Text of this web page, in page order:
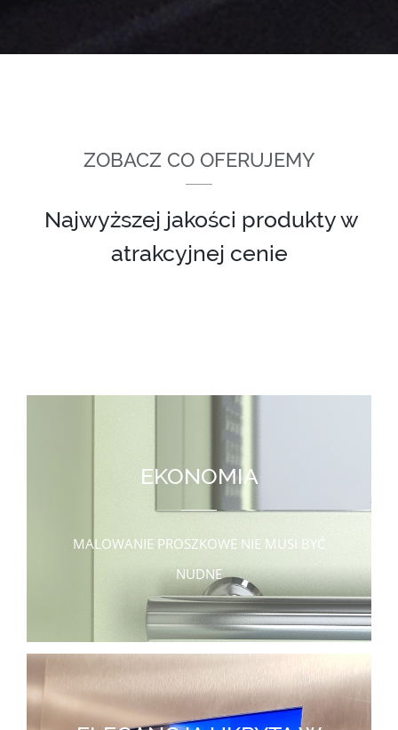
ZOBACZ CO OFERUJEMY
Najwyższej jakości produkty w
atrakcyjnej cenie
EKONOMIA
MALOWANIE PROSZKOWE NIE MUSI BYĆ
NUDNE